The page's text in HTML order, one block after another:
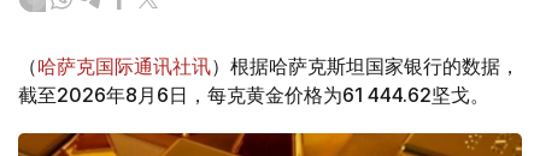
（哈萨克国际通讯社讯）根据哈萨克斯坦国家银行的数据，
截至2026年8月6日，每克黄金价格为61 444.62坚戈。